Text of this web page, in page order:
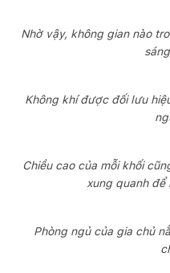
Nhờ vậy, không gian nào
Không khí được đối lưu
Chiều cao của mỗi khối
xung quanh để
Phòng ngủ của gia chủ